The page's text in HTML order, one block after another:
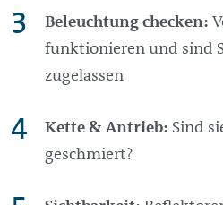
Beleuchtung checken:
funktionieren und sind
zugelassen
Kette & Antrieb: Sind
geschmiert?